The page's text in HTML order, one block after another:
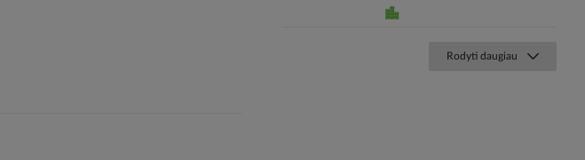
Rodyti daugiau